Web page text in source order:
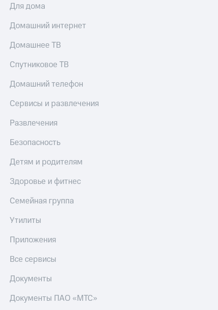
Для дома
Домашний интернет
Домашнее ТВ
Спутниковое ТВ
Домашний телефон
Сервисы и развлечения
Развлечения
Безопасность
Детям и родителям
Здоровье и фитнес
Семейная группа
Утилиты
Приложения
Все сервисы
Документы
Документы ПАО «МТС»